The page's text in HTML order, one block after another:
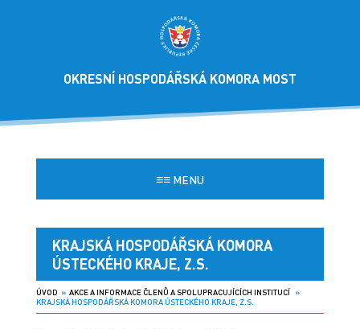
OKRESNÍ HOSPODÁŘSKÁ KOMORA MOST
≡≡MENU
KRAJSKÁ HOSPODÁŘSKÁ KOMORA
ÚSTECKÉHO KRAJE, Z.S.
ÚVOD » AKCE A INFORMACE ČLENŮ A SPOLUPRACUJÍCÍCH INSTITUCÍ»
KRAJSKÁ HOSPODÁŘSKÁ KOMORA ÚSTECKÉHO KRAJE, Z.S.